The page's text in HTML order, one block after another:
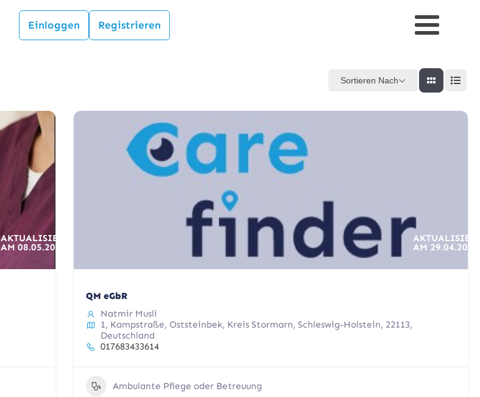
Einloggen Registrieren
Sortieren Nach
AKTUALISIERT
AM 08.05.2026
AM 29.04.2026
QM eGbR
Natmir Musli
1, Kampstraße, Oststeinbek, Kreis Stormarn, Schleswig-Holstein, 22113,
Deutschland
017683433614
Ambulante Pflege oder Betreuung